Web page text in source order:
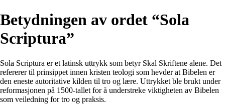
Betydningen av ordet “Sola
Scriptura”
Sola Scriptura er et latinsk uttrykk som betyr Skal Skriftene alene. Det
refererer til prinsippet innen kristen teologi som hevder at Bibelen er
den eneste autoritative kilden til tro og lære. Uttrykket ble brukt under
reformasjonen på 1500-tallet for å understreke viktigheten av Bibelen
som veiledning for tro og praksis.